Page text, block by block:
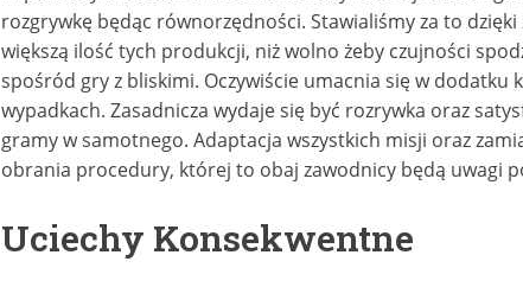
rozgrywkę będąc równorzędności. Stawialiśmy za to
większą ilość tych produkcji, niż wolno żeby czujności
spośród gry z bliskimi. Oczywiście umacnia się w dodatku
wypadkach. Zasadnicza wydaje się być rozrywka oraz
gramy w samotnego. Adaptacja wszystkich misji oraz
obrania procedury, której to obaj zawodnicy będą uwagi
Uciechy Konsekwentne